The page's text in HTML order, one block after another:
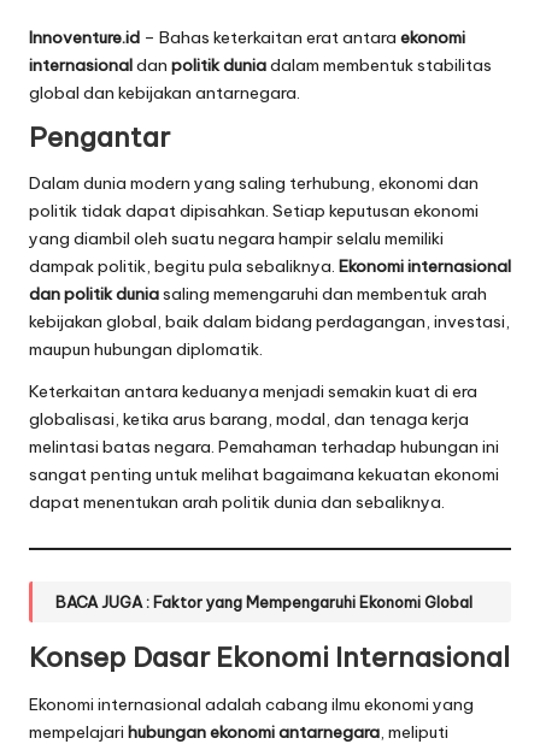
Innoventure.id – Bahas keterkaitan erat antara ekonomi
internasionaldan politik duniadalam membentuk stabilitas
global dan kebijakan antarnegara.
Pengantar
Dalam dunia modern yang saling terhubung, ekonomi dan
politik tidak dapat dipisahkan. Setiap keputusan ekonomi
yang diambil oleh suatu negara hampir selalu memiliki
dampak politik, begitu pula sebaliknya. Ekonomi internasional
dan politik duniasaling memengaruhi dan membentuk arah
kebijakan global, baik dalam bidang perdagangan, investasi,
maupun hubungan diplomatik.
Keterkaitan antara keduanya menjadi semakin kuat di era
globalisasi, ketika arus barang, modal, dan tenaga kerja
melintasi batas negara. Pemahaman terhadap hubungan ini
sangat penting untuk melihat bagaimana kekuatan ekonomi
dapat menentukan arah politik dunia dan sebaliknya.
BACA JUGA : Faktor yang Mempengaruhi Ekonomi Global
Konsep Dasar Ekonomi Internasional
Ekonomi internasional adalah cabang ilmu ekonomi yang
mempelajari hubungan ekonomi antarnegara, meliputi